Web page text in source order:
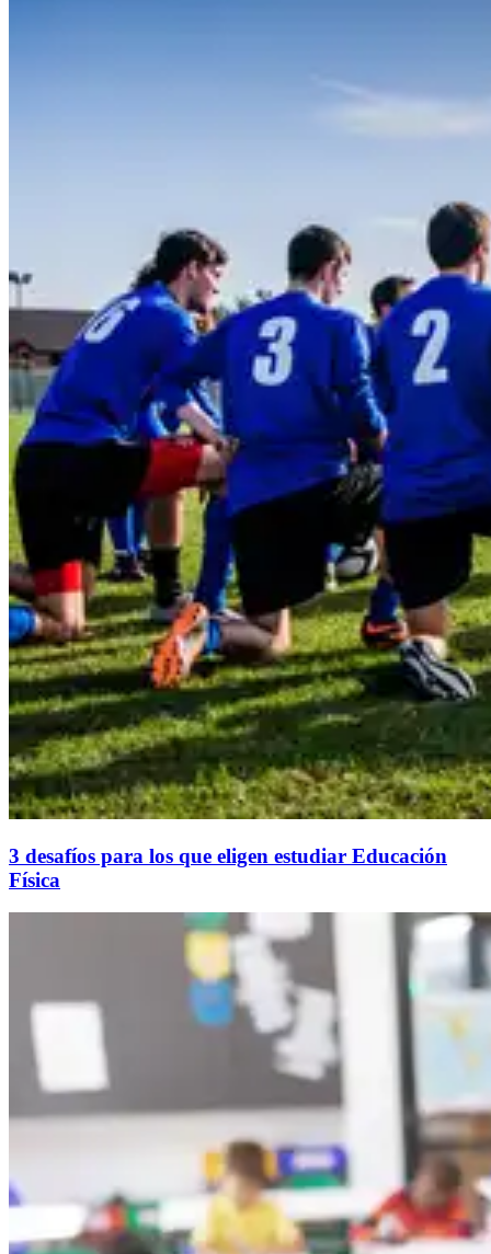
3 desafíos para los que eligen estudiar Educación
Física